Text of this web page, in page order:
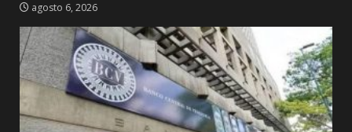
agosto 6, 2026